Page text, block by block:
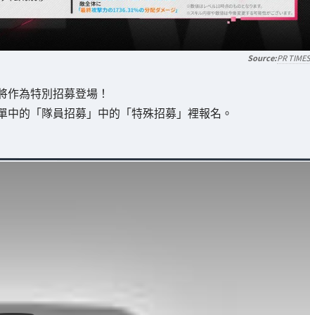
PR TIMES
為特別招募登場！
的「隊員招募」中的「特殊招募」裡報名。